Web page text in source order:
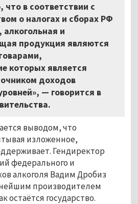
что в соответствии с
о налогах и сборах РФ
и
продукция являются
которых является
доходов
— говорится в
выводом, что
изложенное,
Гендиректор
федерального и
алкоголя Вадим Дробиз
производителем
остаётся государство.